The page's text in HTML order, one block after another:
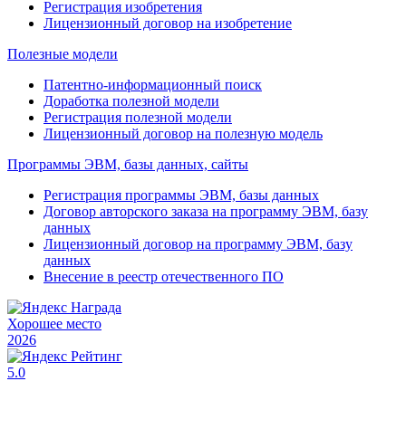
Регистрация изобретения
Лицензионный договор на изобретение
Полезные модели
Патентно-информационный поиск
Доработка полезной модели
Регистрация полезной модели
Лицензионный договор на полезную модель
Программы ЭВМ, базы данных, сайты
Регистрация программы ЭВМ, базы данных
Договор авторского заказа на программу ЭВМ, базу
данных
Лицензионный договор на программу ЭВМ, базу
данных
Внесение в реестр отечественного ПО
Хорошее место
2026
5.0